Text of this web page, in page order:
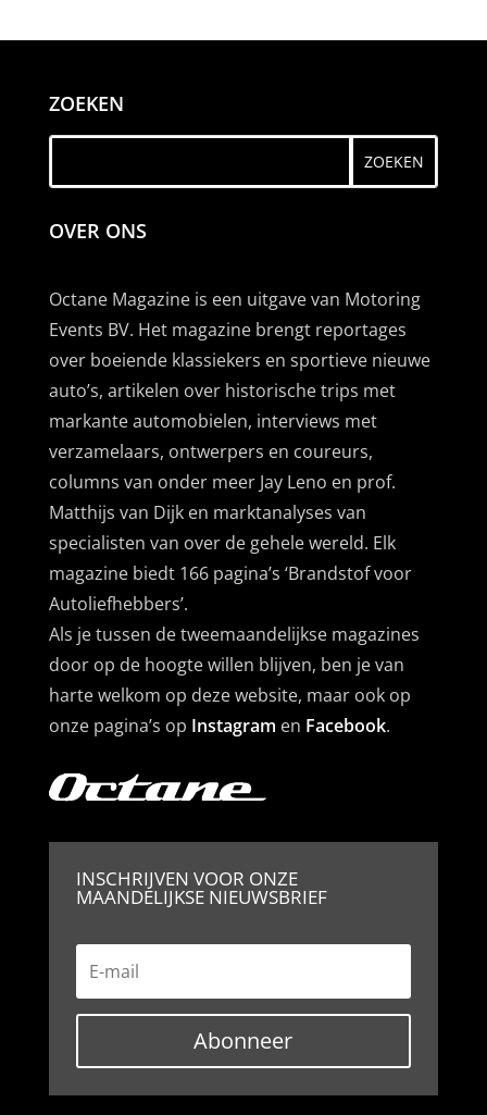
ZOEKEN
OVER ONS
Octane Magazine is een uitgave van Motoring
Events BV. Het magazine brengt reportages
over boeiende klassiekers en sportieve nieuwe
auto’s, artikelen over historische trips met
markante automobielen, interviews met
verzamelaars, ontwerpers en coureurs,
columns van onder meer Jay Leno en prof.
Matthijs van Dijk en marktanalyses van
specialisten van over de gehele wereld. Elk
magazine biedt 166 pagina’s ‘Brandstof voor
Autoliefhebbers’.
Als je tussen de tweemaandelijkse magazines
door op de hoogte willen blijven, ben je van
harte welkom op deze website, maar ook op
onze pagina’s op Instagram en Facebook.
INSCHRIJVEN VOOR ONZE
MAANDELIJKSE NIEUWSBRIEF
Abonneer